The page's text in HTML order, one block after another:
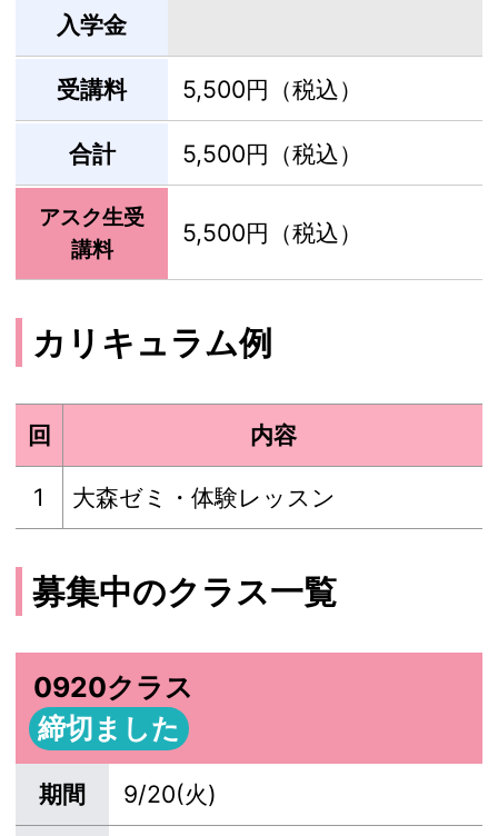
入学金
受講料 5,500円（税込）
合計 5,500円（税込）
アスク生受
講料
5,500円（税込）
カリキュラム例
回 内容
1 大森ゼミ・体験レッスン
募集中のクラス一覧
0920クラス
締切ました
期間 9/20(火)